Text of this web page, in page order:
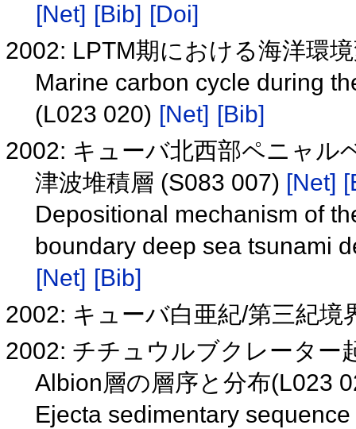
[Net] [Bib] [Doi]
2002: LPTM期における海洋環
Marine carbon cycle during
(L023 020) [Net] [Bib]
2002: キューバ北西部ペニャル
津波堆積層 (S083 007) [Net]
Depositional mechanism of
boundary deep sea tsunami
[Net] [Bib]
2002: キューバ白亜紀/第三紀
2002: チチュウルブクレーター
Albion層の層序と分布(L023
Ejecta sedimentary